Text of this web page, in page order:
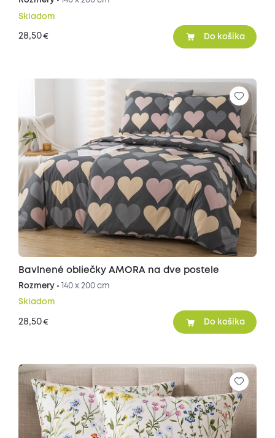
Skladom
28,50€ Do košíka
Bavlnené obliečky AMORA na dve postele
Rozmery • 140 x 200 cm
Skladom
28,50€ Do košíka